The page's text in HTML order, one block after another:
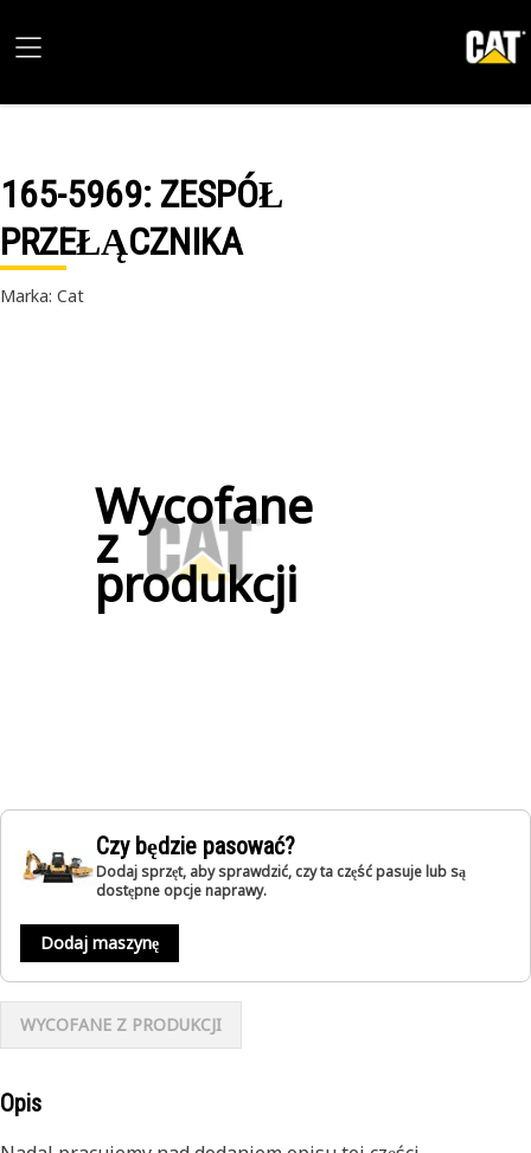
165-5969: ZESPÓŁ
PRZEŁĄCZNIKA
Marka: Cat
Wycofane
z
produkcji
Czy będzie pasować?
Dodaj sprzęt, aby sprawdzić, czy ta część pasuje lub są
dostępne opcje naprawy.
Dodaj maszynę
WYCOFANE Z PRODUKCJI
Opis